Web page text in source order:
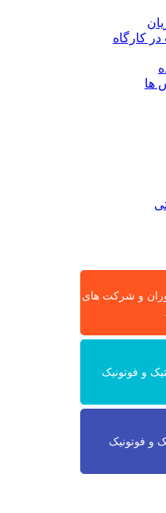
کارگاه
و شرکت های
و فوتونیک
و فوتونیک